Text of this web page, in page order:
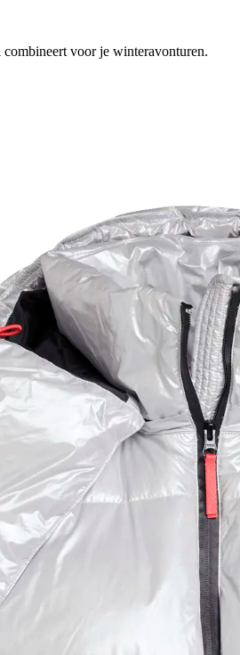
voor je winteravonturen.